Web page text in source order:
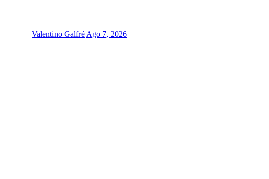
Valentino Galfré Ago 7, 2026